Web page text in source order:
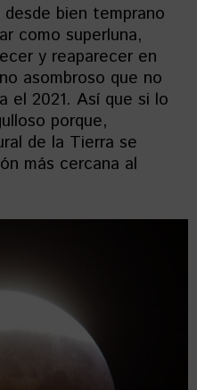
bien temprano
como superluna,
y reaparecer en
asombroso que no
el 2021. Así que si lo
porque,
de la Tierra se
más cercana al